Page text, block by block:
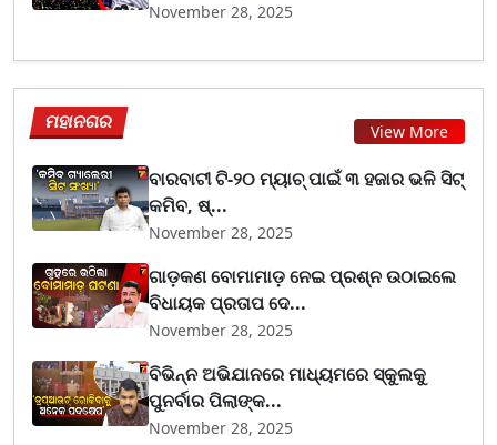
November 28, 2025
ମହାନଗର View More
ବାରବାଟୀ ଟି-୨୦ ମ୍ୟାଚ୍ ପାଇଁ ୩ ହଜାର ଭଳି ସିଟ୍
କମିବ, ଷ୍...
November 28, 2025
ଗାଡ଼କଣ ବୋମାମାଡ଼ ନେଇ ପ୍ରଶ୍ନ ଉଠାଇଲେ
ବିଧାୟକ ପ୍ରତାପ ଦେ...
November 28, 2025
ବିଭିନ୍ନ ଅଭିଯାନରେ ମାଧ୍ୟମରେ ସ୍କୁଲକୁ
ପୁନର୍ବାର ପିଲାଙ୍କ...
November 28, 2025